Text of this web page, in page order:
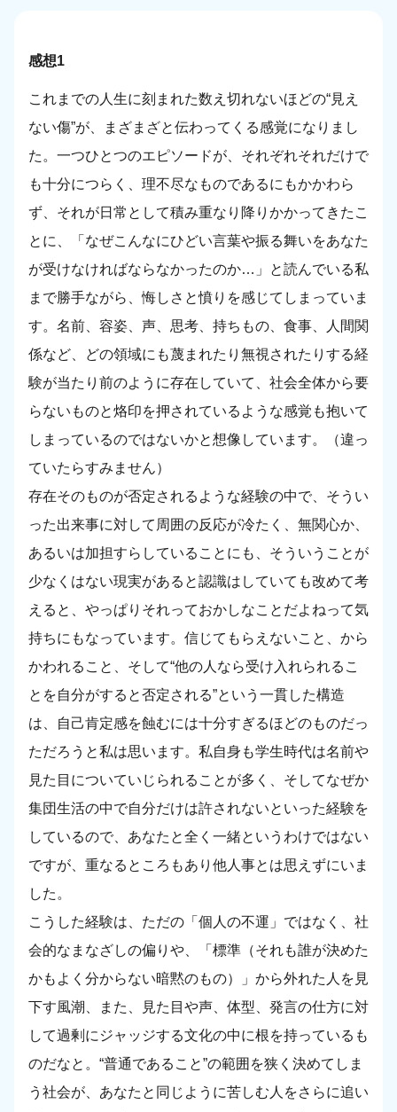
感想1
これまでの人生に刻まれた数え切れないほどの“見え
ない傷”が、まざまざと伝わってくる感覚になりまし
た。一つひとつのエピソードが、それぞれそれだけで
も十分につらく、理不尽なものであるにもかかわら
ず、それが日常として積み重なり降りかかってきたこ
とに、「なぜこんなにひどい言葉や振る舞いをあなた
が受けなければならなかったのか…」と読んでいる私
まで勝手ながら、悔しさと憤りを感じてしまっていま
す。名前、容姿、声、思考、持ちもの、食事、人間関
係など、どの領域にも蔑まれたり無視されたりする経
験が当たり前のように存在していて、社会全体から要
らないものと烙印を押されているような感覚も抱いて
しまっているのではないかと想像しています。（違っ
ていたらすみません）
存在そのものが否定されるような経験の中で、そうい
った出来事に対して周囲の反応が冷たく、無関心か、
あるいは加担すらしていることにも、そういうことが
少なくはない現実があると認識はしていても改めて考
えると、やっぱりそれっておかしなことだよねって気
持ちにもなっています。信じてもらえないこと、から
かわれること、そして“他の人なら受け入れられるこ
とを自分がすると否定される”という一貫した構造
は、自己肯定感を蝕むには十分すぎるほどのものだっ
ただろうと私は思います。私自身も学生時代は名前や
見た目についていじられることが多く、そしてなぜか
集団生活の中で自分だけは許されないといった経験を
しているので、あなたと全く一緒というわけではない
ですが、重なるところもあり他人事とは思えずにいま
した。
こうした経験は、ただの「個人の不運」ではなく、社
会的なまなざしの偏りや、「標準（それも誰が決めた
かもよく分からない暗黙のもの）」から外れた人を見
下す風潮、また、見た目や声、体型、発言の仕方に対
して過剰にジャッジする文化の中に根を持っているも
のだなと。“普通であること”の範囲を狭く決めてしま
う社会が、あなたと同じように苦しむ人をさらに追い